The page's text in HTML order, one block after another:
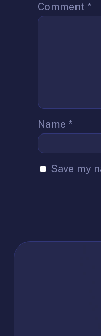
Comment *
Name *
Save my